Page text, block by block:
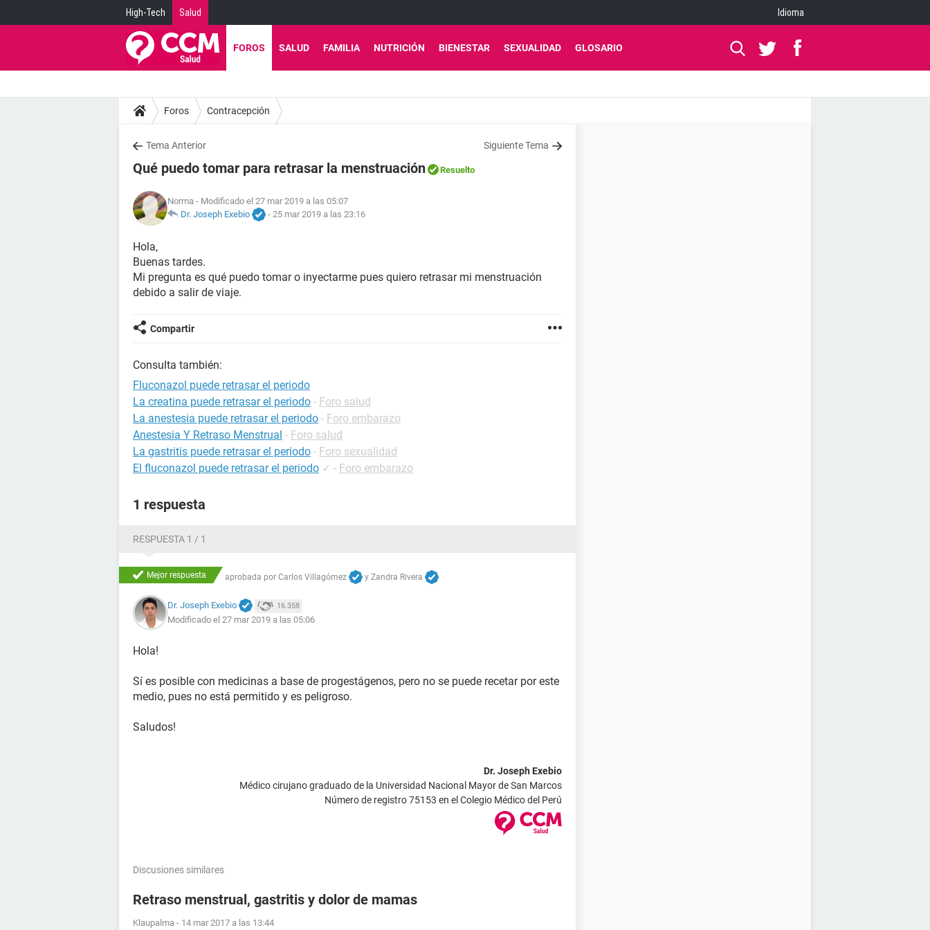
High-Tech Salud Idioma
FOROS SALUD FAMILIA NUTRICIÓN BIENESTAR SEXUALIDAD GLOSARIO
Foros Contracepción
Tema Anterior Siguiente Tema
Qué puedo tomar para retrasar la menstruación Resuelto
Norma - Modificado el 27 mar 2019 a las 05:07
Dr. Joseph Exebio
- 25 mar 2019 a las 23:16
Hola,
Buenas tardes.
Mi pregunta es qué puedo tomar o inyectarme pues quiero retrasar mi menstruación
debido a salir de viaje.
Compartir
Consulta también:
Fluconazol puede retrasar el periodo
La creatina puede retrasar el periodo - Foro salud
La anestesia puede retrasar el periodo - Foro embarazo
Anestesia Y Retraso Menstrual - Foro salud
La gastritis puede retrasar el periodo - Foro sexualidad
El fluconazol puede retrasar el periodo ✓ - Foro embarazo
1 respuesta
RESPUESTA 1 / 1
Mejor respuesta aprobada por Carlos Villagómez y Zandra Rivera
Dr. Joseph Exebio 16.358
Modificado el 27 mar 2019 a las 05:06
Hola!
Sí es posible con medicinas a base de progestágenos, pero no se puede recetar por este
medio, pues no está permitido y es peligroso.
Saludos!
Dr. Joseph Exebio
Médico cirujano graduado de la Universidad Nacional Mayor de San Marcos
Número de registro 75153 en el Colegio Médico del Perú
Discusiones similares
Retraso menstrual, gastritis y dolor de mamas
Klaupalma - 14 mar 2017 a las 13:44